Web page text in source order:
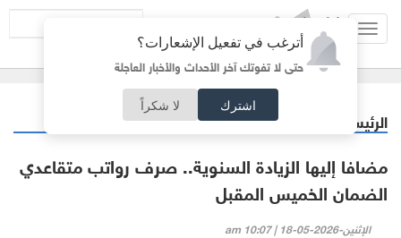
أترغب في تفعيل الإشعارات؟
حتى لا تفوتك آخر الأحداث والأخبار العاجلة
اشترك لا شكراً
الرئيسية
مضافا إليها الزيادة السنوية.. صرف رواتب متقاعدي
الضمان الخميس المقبل
الإثنين-2026-05-18 | 10:07 am